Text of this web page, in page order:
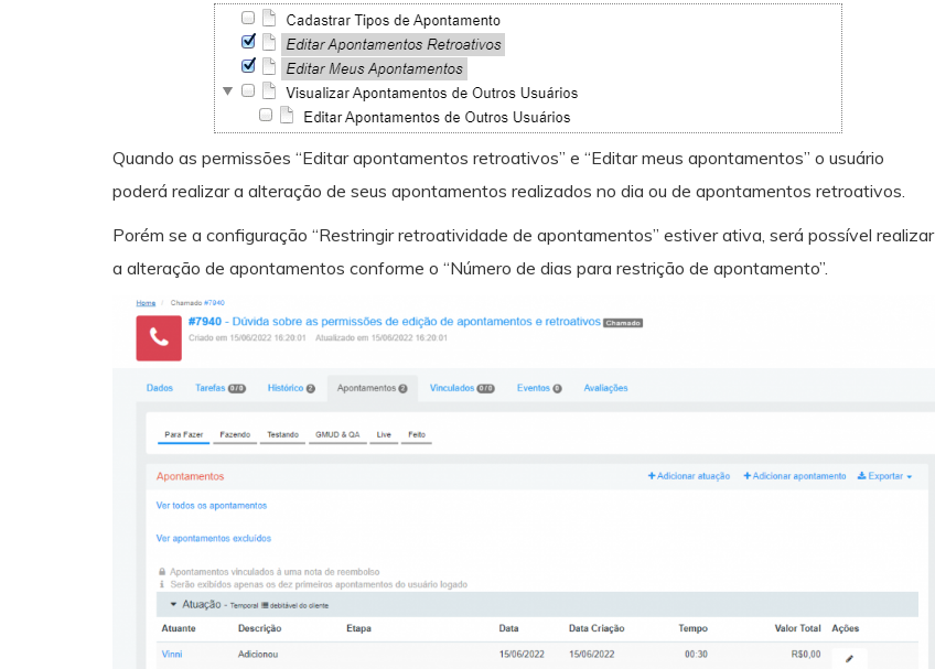
Quando as permissões “Editar apontamentos retroativos” e “Editar meus apontamentos” o usuário
poderá realizar a alteração de seus apontamentos realizados no dia ou de apontamentos retroativos.
Porém se a configuração “Restringir retroatividade de apontamentos” estiver ativa, será possível realizar
a alteração de apontamentos conforme o “Número de dias para restrição de apontamento”.